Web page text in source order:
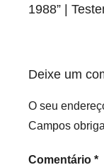
artigos
1988” |
Deixe um
O seu
Campos
Comentário *